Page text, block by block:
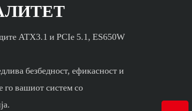
ATX3.1 и PCIe 5.1, ES650W
безбедност, ефикасност и
го вашиот систем со